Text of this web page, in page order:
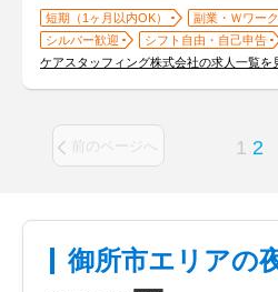
短期（1ヶ月以内OK）
副業・Ｗワー
シルバー歓迎
シフト自由・自己申告
ケアスタッフィング株式会社の求人一覧を
前のページへ 1 2
御所市エリアの